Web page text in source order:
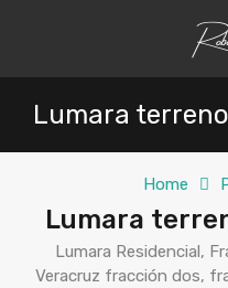
Lumara
Home
Lumara
Lumara Residencial,
Veracruz fracción dos,